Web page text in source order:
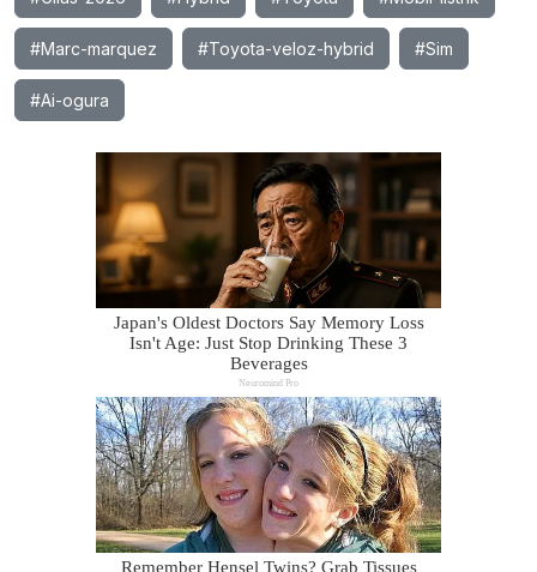
#Marc-marquez #Toyota-veloz-hybrid #Sim
#Ai-ogura